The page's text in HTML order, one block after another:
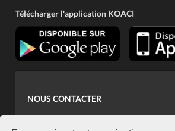
Télécharger l'application KOACI
NOUS CONTACTER